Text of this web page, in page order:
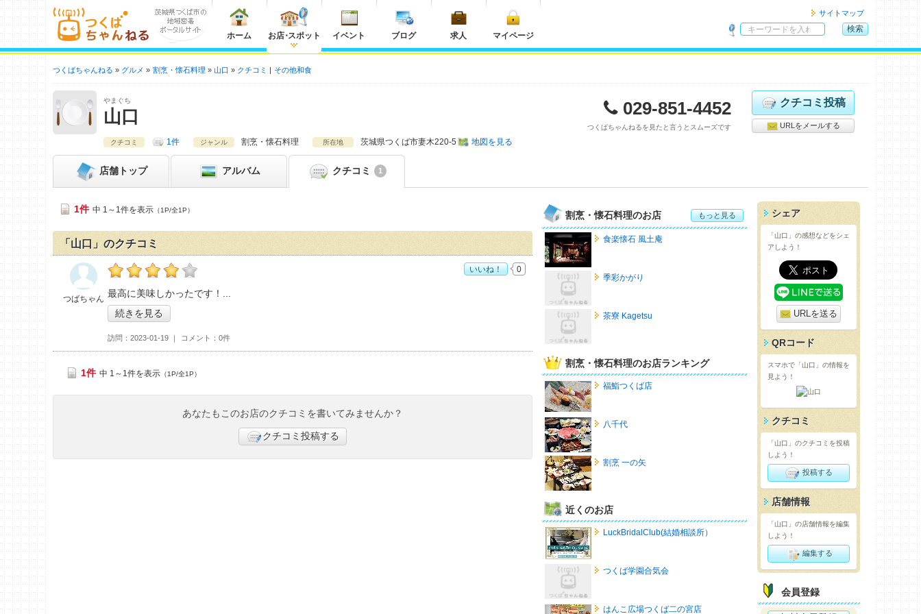
ホーム お店・スポット イベント ブログ 求人 マイページ
サイトマップ
内
索
検索
つくばちゃんねる グルメ 割烹・懐石料理 山口 クチコミ その他和食
やまぐち
山口 029-851-4452
つくばちゃんねるを見たと言うとスムーズです
クチコミ投稿
URLをメールする
クチコミ 1件 ジャンル 割烹・懐石料理 所在地 茨城県つくば市妻木220-5 地図を見る
店舗 トップ アルバム クチコミ 1
1件 中 1～1件を表示 （1P/全1P）
「山口」のクチコミ
つばちゃんの「山口>」おすすめ度：
最高に美味しかったです！
続きを見る
訪問 2023-01-19 コメント 0件
つばちゃん
いいね！ 0
1件 中 1～1件を表示 （1P/全1P）
あなたもこのお店のクチコミを書いてみませんか？
クチコミ投稿する
割烹・懐石料理のお店 もっと見る
食楽懐石 風土庵
季彩かがり
茶寮 Kagetsu
割烹・懐石料理のお店ランキング
福鮨つくば店
八千代
割烹 一の矢
近くのお店
LuckBridalClub(結婚相談所）
つくば学園合気会
はんこ広場つくば二の宮店
シェア
「山口」の感想などをシェ
アしよう！
URLを送る
QRコード
スマホで「山口」の情報を
見よう！
クチコミ
「山口」のクチコミを投稿
しよう！
投稿する
店舗情報
「山口」の店舗情報を編集
しよう！
編集する
会員登録